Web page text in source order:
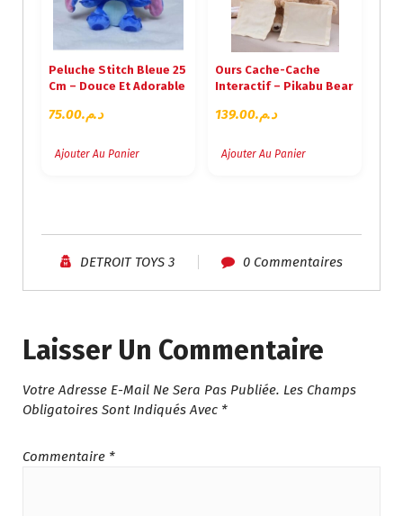
Peluche Stitch Bleue 25
Cm – Douce Et Adorable
د.م.75.00
Ajouter Au Panier
Ours Cache-Cache
Interactif – Pikabu Bear
د.م.139.00
Ajouter Au Panier
DETROIT TOYS 3 0 Commentaires
Laisser Un Commentaire
Votre Adresse E-Mail Ne Sera Pas Publiée. Les Champs
Obligatoires Sont Indiqués Avec *
Commentaire *